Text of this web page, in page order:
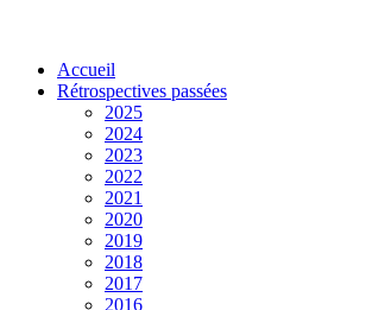
Accueil
Rétrospectives passées
2025
2024
2023
2022
2021
2020
2019
2018
2017
2016